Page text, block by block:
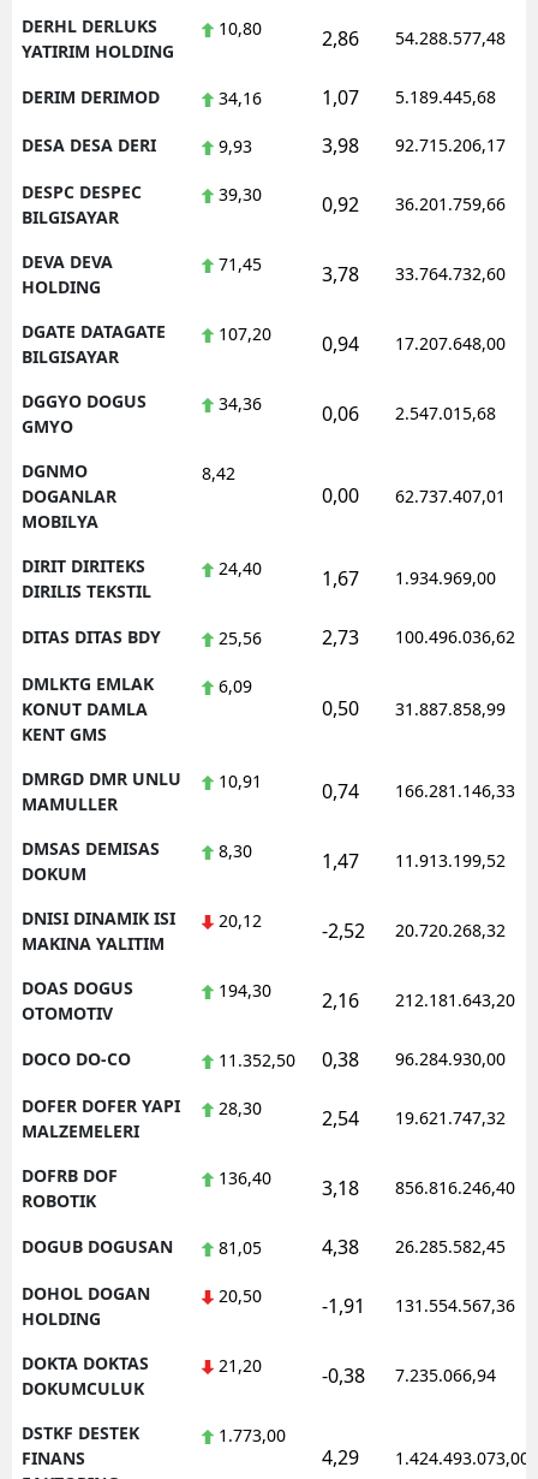
DERHL DERLUKS
YATIRIM HOLDING
10,80 2,86 54.288.577,48
DERIM DERIMOD 34,16 1,07 5.189.445,68
DESA DESA DERI 9,93 3,98 92.715.206,17
DESPC DESPEC
BILGISAYAR
39,30 0,92 36.201.759,66
DEVA DEVA
HOLDING
71,45 3,78 33.764.732,60
DGATE DATAGATE
BILGISAYAR
107,20 0,94 17.207.648,00
DGGYO DOGUS
GMYO
34,36 0,06 2.547.015,68
DGNMO
DOGANLAR
MOBILYA
8,42
0,00 62.737.407,01
DIRIT DIRITEKS
DIRILIS TEKSTIL
24,40 1,67 1.934.969,00
DITAS DITAS BDY 25,56 2,73 100.496.036,62
DMLKTG EMLAK
KONUT DAMLA
KENT GMS
6,09
0,50 31.887.858,99
DMRGD DMR UNLU
MAMULLER
10,91 0,74 166.281.146,33
DMSAS DEMISAS
DOKUM
8,30 1,47 11.913.199,52
DNISI DINAMIK ISI
MAKINA YALITIM
20,12 -2,52 20.720.268,32
DOAS DOGUS
OTOMOTIV
194,30 2,16 212.181.643,20
DOCO DO-CO 11.352,50 0,38 96.284.930,00
DOFER DOFER YAPI
MALZEMELERI
28,30 2,54 19.621.747,32
DOFRB DOF
ROBOTIK
136,40 3,18 856.816.246,40
DOGUB DOGUSAN 81,05 4,38 26.285.582,45
DOHOL DOGAN
HOLDING
20,50 -1,91 131.554.567,36
DOKTA DOKTAS
DOKUMCULUK
21,20 -0,38 7.235.066,94
DSTKF DESTEK
FINANS
1.773,00
4,29 1.424.493.073,00